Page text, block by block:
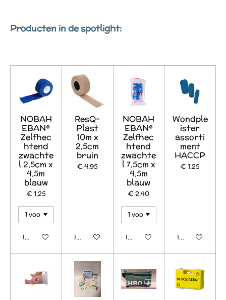
Producten in de spotlight:
NOBAH
EBAN®
Zelfhec
htend
zwachte
l 2,5cm x
4,5m
blauw
€ 1,25
In winkelwagen
ResQ-
Plast
10m x
2,5cm
bruin
€ 4,95
In winkelwagen
NOBAH
EBAN®
Zelfhec
htend
zwachte
l 7,5cm x
4,5m
blauw
€ 2,40
In winkelwagen
Wondple
ister
assorti
ment
HACCP
€ 1,25
In winkelwagen